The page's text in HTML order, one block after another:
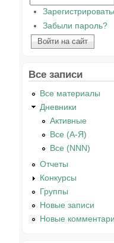
Забыли пароль?
Все записи
Все материалы
Дневники
Активные
Все (А-Я)
Все (NNN)
Отчеты
Конкурсы
Группы
Новые записи
Новые